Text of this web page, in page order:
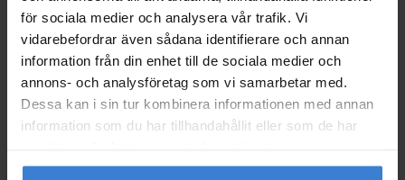
för sociala medier och analysera vår trafik. Vi
vidarebefordrar även sådana identifierare och annan
information från din enhet till de sociala medier och
annons- och analysföretag som vi samarbetar med.
Dessa kan i sin tur kombinera informationen med annan
information som du har tillhandahållit eller som de har
Kabel Exqj 4x2,5/2,5m
almbergs 0017255